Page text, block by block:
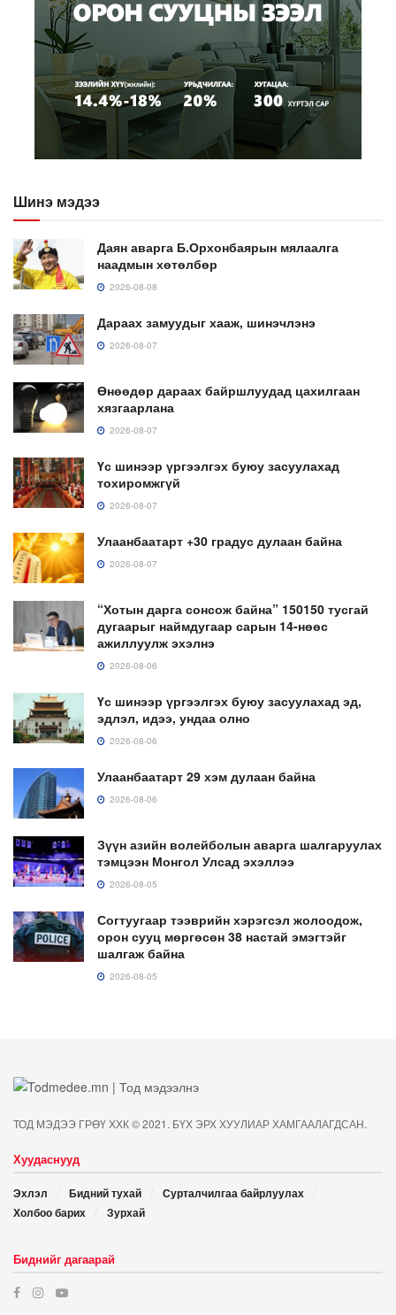
Шинэ мэдээ
Даян аварга Б.Орхонбаярын мялаалга
наадмын хөтөлбөр
2026-08-08
Дараах замуудыг хааж, шинэчлэнэ
2026-08-07
Өнөөдөр дараах байршлуудад цахилгаан
хязгаарлана
2026-08-07
Үс шинээр үргээлгэх буюу засуулахад
тохиромжгүй
2026-08-07
Улаанбаатарт +30 градус дулаан байна
2026-08-07
“Хотын дарга сонсож байна” 150150 тусгай
дугаарыг наймдугаар сарын 14-нөөс
ажиллуулж эхэлнэ
2026-08-06
Үс шинээр үргээлгэх буюу засуулахад эд,
эдлэл, идээ, ундаа олно
2026-08-06
Улаанбаатарт 29 хэм дулаан байна
2026-08-06
Зүүн азийн волейболын аварга шалгаруулах
тэмцээн Монгол Улсад эхэллээ
2026-08-05
Согтуугаар тээврийн хэрэгсэл жолоодож,
орон сууц мөргөсөн 38 настай эмэгтэйг
шалгаж байна
2026-08-05
ТОД МЭДЭЭ ГРӨҮ ХХК © 2021. БҮХ ЭРХ ХУУЛИАР ХАМГААЛАГДСАН.
Хуудаснууд
Эхлэл Бидний тухай
Сурталчилгаа байрлуулах
Холбоо барих
Зурхай
Биднийг дагаарай